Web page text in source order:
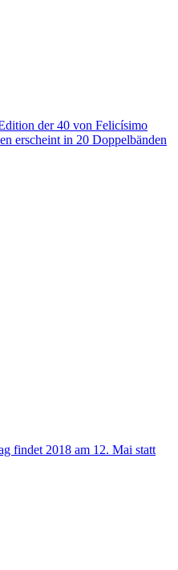
der 40 von Felicísimo
erscheint in 20 Doppelbänden
findet 2018 am 12. Mai statt